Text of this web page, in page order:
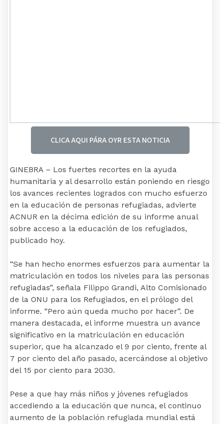
CLICA AQUI PÁRA OYR ESTA NOTICIA
GINEBRA – Los fuertes recortes en la ayuda
humanitaria y al desarrollo están poniendo en riesgo
los avances recientes logrados con mucho esfuerzo
en la educación de personas refugiadas, advierte
ACNUR en la décima edición de su informe anual
sobre acceso a la educación de los refugiados,
publicado hoy.
“Se han hecho enormes esfuerzos para aumentar la
matriculación en todos los niveles para las personas
refugiadas”, señala Filippo Grandi, Alto Comisionado
de la ONU para los Refugiados, en el prólogo del
informe. “Pero aún queda mucho por hacer”. De
manera destacada, el informe muestra un avance
significativo en la matriculación en educación
superior, que ha alcanzado el 9 por ciento, frente al
7 por ciento del año pasado, acercándose al objetivo
del 15 por ciento para 2030.
Pese a que hay más niños y jóvenes refugiados
accediendo a la educación que nunca, el continuo
aumento de la población refugiada mundial está